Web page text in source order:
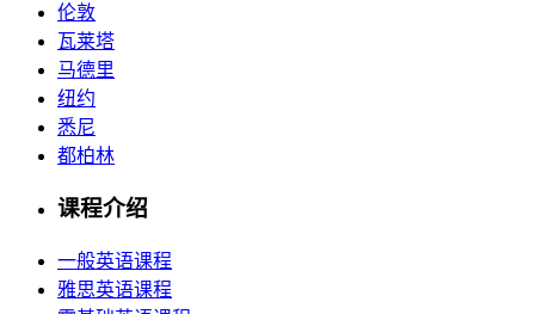
伦敦
瓦莱塔
马德里
纽约
悉尼
都柏林
课程介绍
一般英语课程
雅思英语课程